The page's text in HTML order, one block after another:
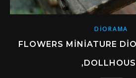
DIORAMA
FLOWERS MINIATURE